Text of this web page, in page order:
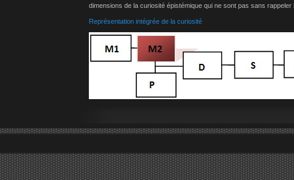
dimensions de la curiosité épistémique qui ne sont pas sans rappeler
Représentation intégrée de la curiosité